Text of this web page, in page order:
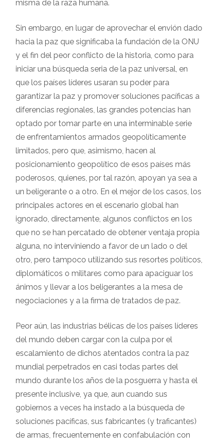
misma de la raza humana.
Sin embargo, en lugar de aprovechar el envión dado
hacia la paz que significaba la fundación de la ONU
y el fin del peor conflicto de la historia, como para
iniciar una búsqueda seria de la paz universal, en
que los países líderes usaran su poder para
garantizar la paz y promover soluciones pacíficas a
diferencias regionales, las grandes potencias han
optado por tomar parte en una interminable serie
de enfrentamientos armados geopolíticamente
limitados, pero que, asimismo, hacen al
posicionamiento geopolítico de esos países más
poderosos, quienes, por tal razón, apoyan ya sea a
un beligerante o a otro. En el mejor de los casos, los
principales actores en el escenario global han
ignorado, directamente, algunos conflictos en los
que no se han percatado de obtener ventaja propia
alguna, no interviniendo a favor de un lado o del
otro, pero tampoco utilizando sus resortes políticos,
diplomáticos o militares como para apaciguar los
ánimos y llevar a los beligerantes a la mesa de
negociaciones y a la firma de tratados de paz.
Peor aún, las industrias bélicas de los países líderes
del mundo deben cargar con la culpa por el
escalamiento de dichos atentados contra la paz
mundial perpetrados en casi todas partes del
mundo durante los años de la posguerra y hasta el
presente inclusive, ya que, aun cuando sus
gobiernos a veces ha instado a la búsqueda de
soluciones pacíficas, sus fabricantes (y traficantes)
de armas, frecuentemente en confabulación con